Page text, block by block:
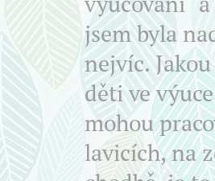
jsem byla
nejvíc.
děti ve
mohou
lavicích, na